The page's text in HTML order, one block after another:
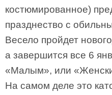
костюмированное)
празднество с
Весело пройдет
а завершится все 6
«Малым», или
На самом деле это